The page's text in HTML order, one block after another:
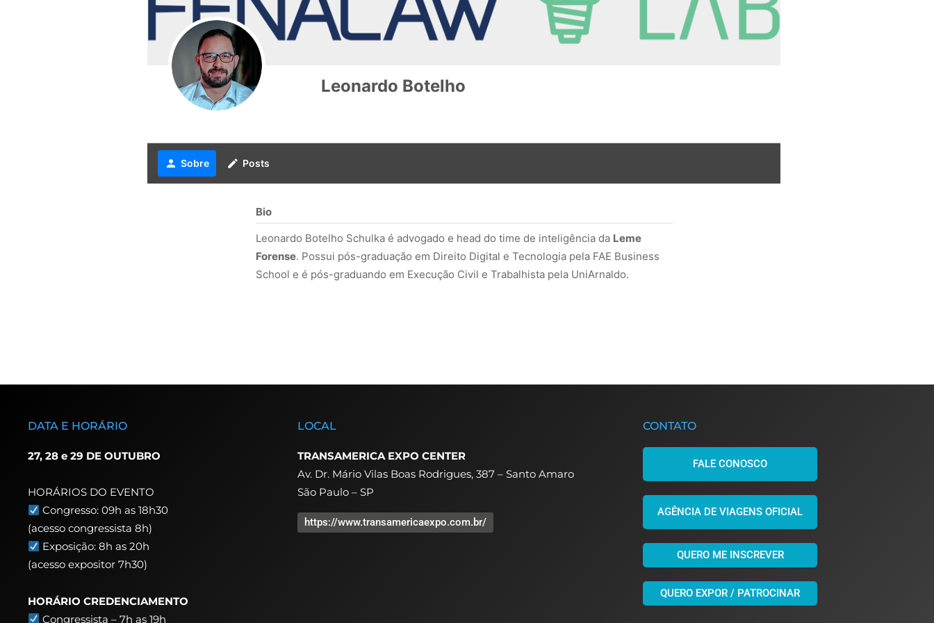
Leonardo Botelho
person Sobre create Posts
Bio
Leonardo Botelho Schulka é advogado e head do time de inteligência da Leme
Forense. Possui pós-graduação em Direito Digital e Tecnologia pela FAE Business
School e é pós-graduando em Execução Civil e Trabalhista pela UniArnaldo.
DATA E HORÁRIO
27, 28 e 29 DE OUTUBRO
HORÁRIOS DO EVENTO
Congresso: 09h as 18h30
(acesso congressista 8h)
Exposição: 8h as 20h
(acesso expositor 7h30)
HORÁRIO CREDENCIAMENTO
Congressista – 7h as 19h
LOCAL
TRANSAMERICA EXPO CENTER
Av. Dr. Mário Vilas Boas Rodrigues, 387 – Santo Amaro
São Paulo – SP
https://www.transamericaexpo.com.br/
CONTATO
FALE CONOSCO
AGÊNCIA DE VIAGENS OFICIAL
QUERO ME INSCREVER
QUERO EXPOR / PATROCINAR